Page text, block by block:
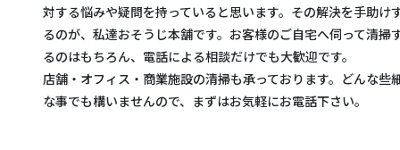
対する悩みや疑問を持っていると思います。その解決を手助け
るのが、私達おそうじ本舗です。お客様のご自宅へ伺って清掃
るのはもちろん、電話による相談だけでも大歓迎です。
店舗・オフィス・商業施設の清掃も承っております。どんな些
な事でも構いませんので、まずはお気軽にお電話下さい。